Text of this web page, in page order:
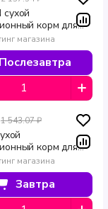
сухой
корм для
с лососем
кожи и красоты
CARE 1.5 кг
магазина
Послезавтра
1 543.07 ₽
корм для
Ягненок 1,5
магазина
Завтра